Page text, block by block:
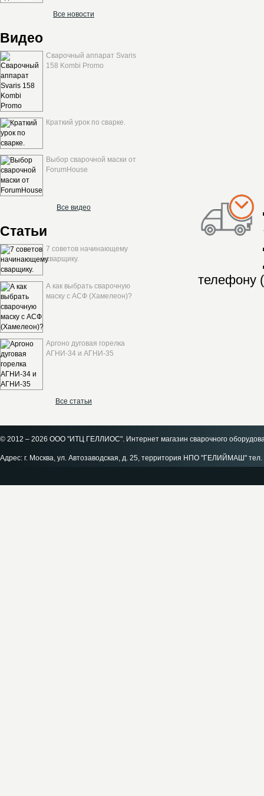
Все новости
Видео
Сварочный аппарат Svaris
158 Kombi Promo
Краткий урок по сварке.
Выбор сварочной маски от
ForumHouse
Все видео
Статьи
7 советов начинающему
сварщику.
А как выбрать сварочную
маску с АСФ (Хамелеон)?
Аргоно дуговая горелка
АГНИ-34 и АГНИ-35
Все статьи
телефону
© 2012 – 2026 ООО "ИТЦ ГЕЛЛИОС". Интернет магазин сварочного
Адрес: г. Москва, ул. Автозаводская, д. 25, территория НПО "ГЕЛИЙМАШ"